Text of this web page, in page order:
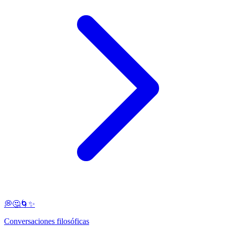
💭🤔🌀✨
Conversaciones filosóficas